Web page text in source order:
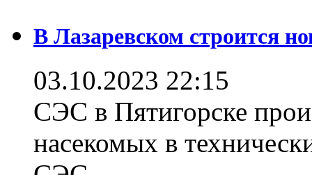
В Лазаревском строится
03.10.2023 22:15
СЭС в Пятигорске
насекомых в